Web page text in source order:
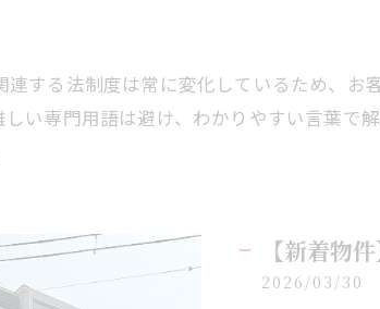
連する法制度は常に変化しているため、
しい専門用語は避け、わかりやすい言葉で
【新着物
2026/03/30